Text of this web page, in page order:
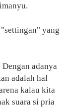
yang
adanya
adalah hal
kalau kita
suara si pria